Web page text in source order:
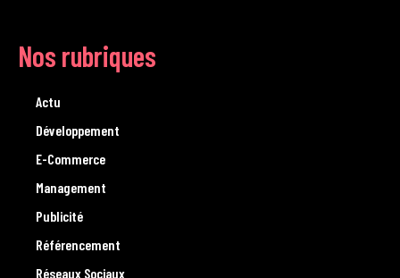
Nos rubriques
Actu
Développement
E-Commerce
Management
Publicité
Référencement
Réseaux Sociaux